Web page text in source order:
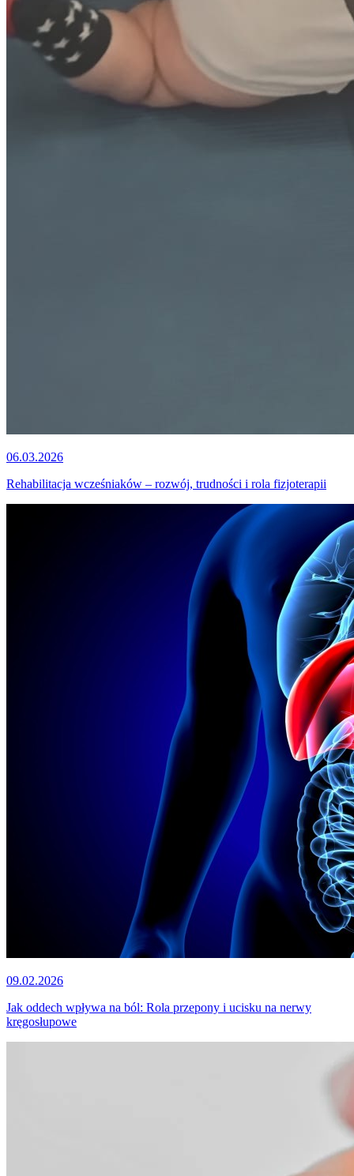
06.03.2026
Rehabilitacja wcześniaków – rozwój, trudności i rola fizjoterapii
09.02.2026
Jak oddech wpływa na ból: Rola przepony i ucisku na nerwy
kręgosłupowe